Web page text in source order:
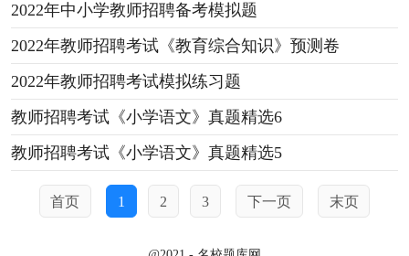
2022年中小学教师招聘备考模拟题
2022年教师招聘考试《教育综合知识》预测卷
2022年教师招聘考试模拟练习题
教师招聘考试《小学语文》真题精选6
教师招聘考试《小学语文》真题精选5
首页 1 2 3 下一页 末页